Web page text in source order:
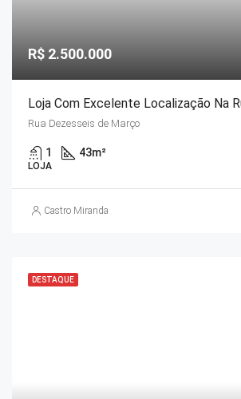
R$ 2.500.000
Rua Dezesseis de Março
1 43m²
LOJA
Castro Miranda
DESTAQUE